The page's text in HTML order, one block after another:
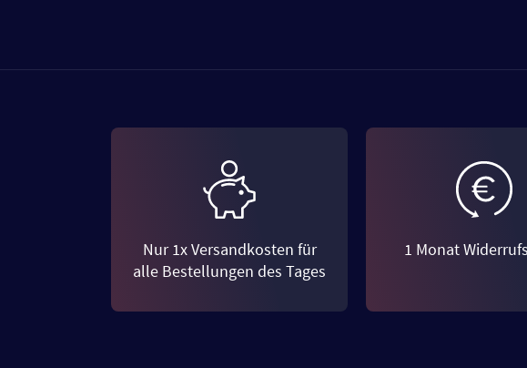
Nur 1x Versandkosten für
alle Bestellungen des Tages
1 Monat